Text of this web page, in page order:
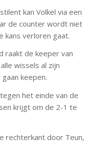
kan Volkel via een
de counter wordt niet
kans verloren gaat.
raakt de keeper van
wissels al zijn
keepen.
het einde van de
krijgt om de 2-1 te
rechterkant door Teun,